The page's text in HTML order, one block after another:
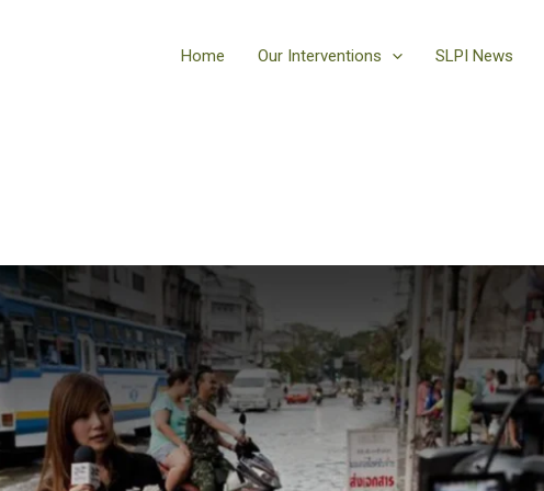
Home Our Interventions SLPI News